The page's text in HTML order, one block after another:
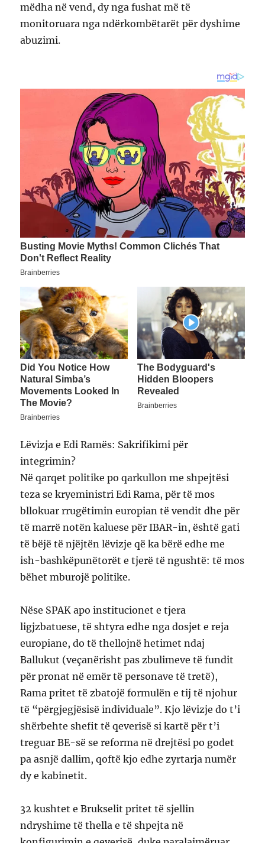
mëdha në vend, dy nga fushat më të
monitoruara nga ndërkombëtarët për dyshime
abuzimi.
Lëvizja e Edi Ramës: Sakrifikimi për
integrimin?
Në qarqet politike po qarkullon me shpejtësi
teza se kryeministri Edi Rama, për të mos
bllokuar rrugëtimin europian të vendit dhe për
të marrë notën kaluese për IBAR-in, është gati
të bëjë të njëjtën lëvizje që ka bërë edhe me
ish-bashkëpunëtorët e tjerë të ngushtë: të mos
bëhet mburojë politike.
Nëse SPAK apo institucionet e tjera
ligjzbatuese, të shtyra edhe nga dosjet e reja
europiane, do të thellojnë hetimet ndaj
Ballukut (veçanërisht pas zbulimeve të fundit
për pronat në emër të personave të tretë),
Rama pritet të zbatojë formulën e tij të njohur
të “përgjegjësisë individuale”. Kjo lëvizje do t’i
shërbehte shefit të qeverisë si kartë për t’i
treguar BE-së se reforma në drejtësi po godet
pa asnjë dallim, qoftë kjo edhe zyrtarja numër
dy e kabinetit.
32 kushtet e Brukselit pritet të sjellin
ndryshime të thella e të shpejta në